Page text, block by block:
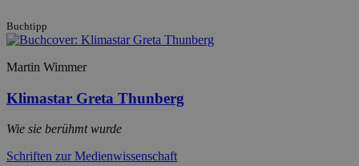
Buchtipp
Martin Wimmer
Klimastar Greta Thunberg
Wie sie berühmt wurde
Schriften zur Medienwissenschaft